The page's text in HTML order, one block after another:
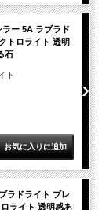
ー 5A ラブラド
トロライト 透明
石
ト
ラドライト ブレ
ライト 透明感あ